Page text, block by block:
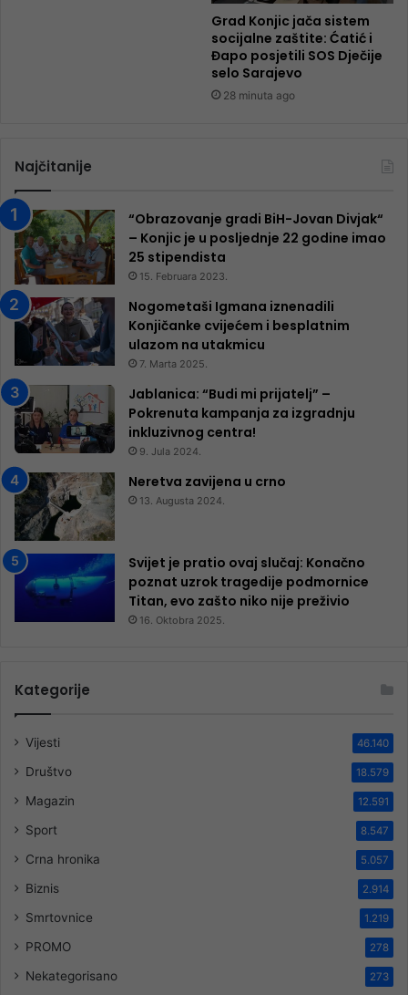
Grad Konjic jača sistem
socijalne zaštite: Ćatić i
Đapo posjetili SOS Dječije
selo Sarajevo
28 minuta ago
Najčitanije
“Obrazovanje gradi BiH-Jovan Divjak“
– Konjic je u posljednje 22 godine imao
25 ​​stipendista
15. Februara 2023.
Nogometaši Igmana iznenadili
Konjičanke cvijećem i besplatnim
ulazom na utakmicu
7. Marta 2025.
Jablanica: “Budi mi prijatelj” –
Pokrenuta kampanja za izgradnju
inkluzivnog centra!
9. Jula 2024.
Neretva zavijena u crno
13. Augusta 2024.
Svijet je pratio ovaj slučaj: Konačno
poznat uzrok tragedije podmornice
Titan, evo zašto niko nije preživio
16. Oktobra 2025.
Kategorije
Vijesti 46.140
Društvo 18.579
Magazin 12.591
Sport 8.547
Crna hronika 5.057
Biznis 2.914
Smrtovnice 1.219
PROMO 278
Nekategorisano 273